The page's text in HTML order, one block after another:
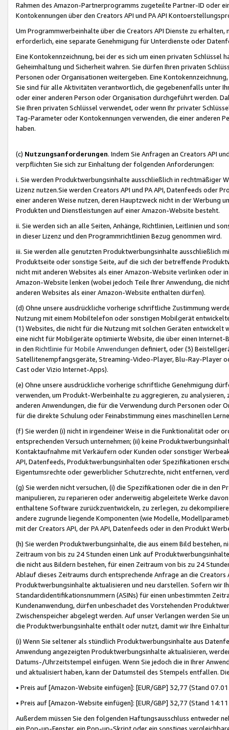
Rahmen des Amazon-Partnerprogramms zugeteilte Partner-ID oder
Kontokennungen über den Creators API und PA API
Um Programmwerbeinhalte über die Creators API Dienste zu
erforderlich, eine separate Genehmigung für Unterdienste oder
Eine Kontokennzeichnung, bei der es sich um einen privaten
Geheimhaltung und Sicherheit wahren. Sie dürfen Ihren privaten
Personen oder Organisationen weitergeben. Eine
Sie sind für alle Aktivitäten verantwortlich, die gegebenenfalls unter
oder einer anderen Person oder Organisation durchgeführt werden.
Sie Ihren privaten Schlüssel verwendet, oder wenn Ihr privater
Tag-Parameter oder Kontokennungen verwenden, die einer anderen
haben.
(c) Nutzungsanforderungen. Indem Sie Anfragen an Creators API
verpflichten Sie sich zur Einhaltung der folgenden Anforderungen:
i. Sie werden Produktwerbungsinhalte ausschließlich in rechtmäßiger
Lizenz nutzen.Sie werden Creators API und PA API, Datenfeeds oder
einer anderen Weise nutzen, deren Hauptzweck nicht in der Werbung
Produkten und Dienstleistungen auf einer Amazon-Website besteht.
ii. Sie werden sich an alle Seiten, Anhänge, Richtlinien, Leitlinien und
in dieser Lizenz und den Programmrichtlinien Bezug genommen wird.
iii. Sie werden alle genutzten Produktwerbungsinhalte ausschließlich
Produktseite oder sonstige Seite, auf die sich der betreffende
nicht mit anderen Websites als einer Amazon-Website verlinken oder
Amazon-Website lenken (wobei jedoch Teile Ihrer Anwendung, die
anderen Websites als einer Amazon-Website enthalten dürfen).
(d) Ohne unsere ausdrückliche vorherige schriftliche Zustimmung
Nutzung mit einem Mobiltelefon oder sonstigen Mobilgerät
(1) Websites, die nicht für die Nutzung mit solchen Geräten
eine nicht für Mobilgeräte optimierte Website, die über einen
in den Richtlinie für Mobile Anwendungen definiert, oder (3)
Satellitenempfangsgeräte, Streaming-Video-Player, Blu-Ray-Player
Cast oder Vizio Internet-Apps).
(e) Ohne unsere ausdrückliche vorherige schriftliche Genehmigung
verwenden, um Produkt-Werbeinhalte zu aggregieren, zu
anderen Anwendungen, die für die Verwendung durch Personen
für die direkte Schulung oder Feinabstimmung eines maschinellen
(f) Sie werden (i) nicht in irgendeiner Weise in die Funktionalität oder
entsprechenden Versuch unternehmen; (ii) keine
Kontaktaufnahme mit Verkäufern oder Kunden oder sonstiger
API, Datenfeeds, Produktwerbungsinhalten oder Spezifikationen
Eigentumsrechte oder gewerblicher Schutzrechte, nicht entfernen,
(g) Sie werden nicht versuchen, (i) die Spezifikationen oder die in
manipulieren, zu reparieren oder anderweitig abgeleitete Werke
enthaltene Software zurückzuentwickeln, zu zerlegen, zu
andere zugrunde liegende Komponenten (wie Modelle,
mit der Creators API, der PA API, Datenfeeds oder in den Produkt
(h) Sie werden Produktwerbungsinhalte, die aus einem Bild bestehen,
Zeitraum von bis zu 24 Stunden einen Link auf
die nicht aus Bildern bestehen, für einen Zeitraum von bis zu 24
Ablauf dieses Zeitraums durch entsprechende Anfrage an die
Produktwerbungsinhalte aktualisieren und neu darstellen. Sofern wir
Standardidentifikationsnummern (ASINs) für einen unbestimmten
Kundenanwendung, dürfen unbeschadet des Vorstehenden
Zwischenspeicher abgelegt werden. Auf unser Verlangen werden Sie
die Produktwerbungsinhalte enthält oder nutzt, damit wir Ihre
(i) Wenn Sie seltener als stündlich Produktwerbungsinhalte aus
Anwendung angezeigten Produktwerbungsinhalte aktualisieren,
Datums-/Uhrzeitstempel einfügen. Wenn Sie jedoch die in Ihrer
und aktualisiert haben, kann der Datumsteil des Stempels entfallen.
• Preis auf [Amazon-Website einfügen]: [EUR/GBP] 32,77 (Stand
• Preis auf [Amazon-Website einfügen]: [EUR/GBP] 32,77 (Stand
Außerdem müssen Sie den folgenden Haftungsausschluss entweder
ein Pop-up-Fenster, ein Pop-up-Skript oder ein sonstiges